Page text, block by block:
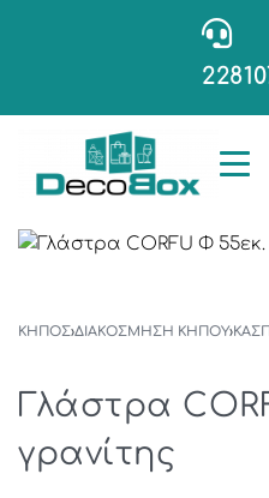
ΚΗΠΟΣ›ΔΙΑΚΟΣΜΗΣΗ ΚΗΠΟΥ›
Γλάστρα
γρανίτης